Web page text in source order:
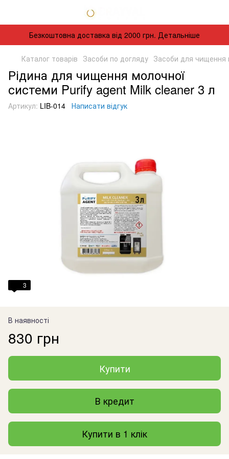
Безкоштовна доставка від 2000 грн. Детальніше
Каталог товарів Засоби по догляду Засоби для чищення
Рідина для чищення молочної
системи Purify agent Milk cleaner 3 л
Артикул: LIB-014 Написати відгук
3
В наявності
830 грн
Купити
В кредит
Купити в 1 клік